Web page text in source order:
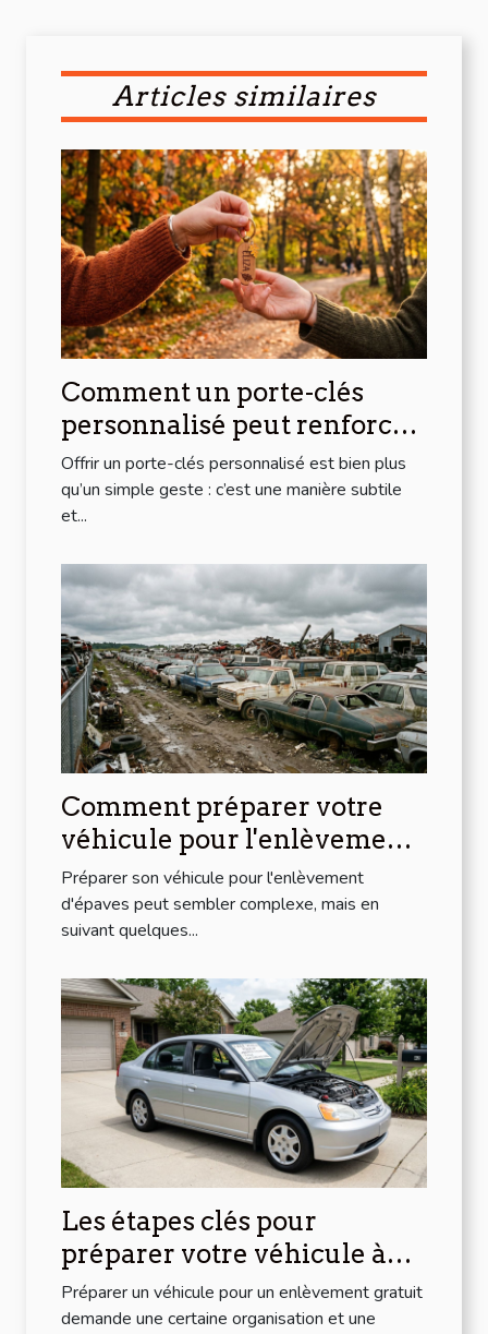
Articles similaires
Comment un porte-clés
personnalisé peut renforcer
les liens d'amitié ?
Offrir un porte-clés personnalisé est bien plus
qu’un simple geste : c’est une manière subtile
et...
Comment préparer votre
véhicule pour l'enlèvement
d'épaves ?
Préparer son véhicule pour l'enlèvement
d'épaves peut sembler complexe, mais en
suivant quelques...
Les étapes clés pour
préparer votre véhicule à
l'enlèvement gratuit
Préparer un véhicule pour un enlèvement gratuit
demande une certaine organisation et une